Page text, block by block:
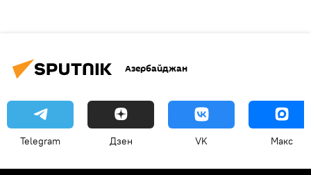
Азербайджан
Telegram Дзен VK Макс